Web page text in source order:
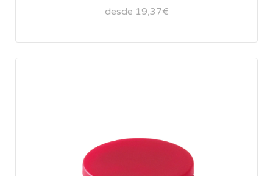
desde 19,37€